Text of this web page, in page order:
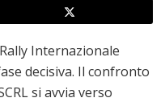
Internazionale
decisiva. Il confronto
si avvia verso